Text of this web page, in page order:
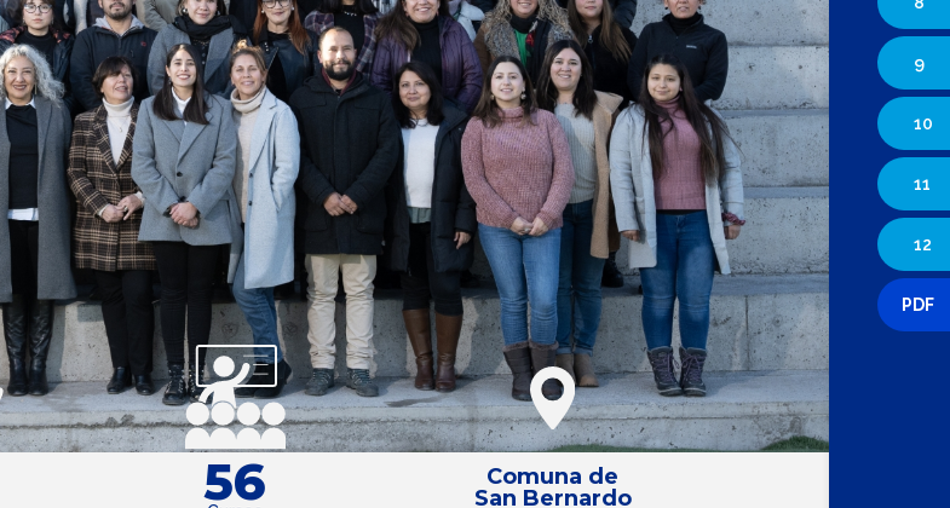
9
10
11
12
PDF
56
Comuna de
San Bernardo